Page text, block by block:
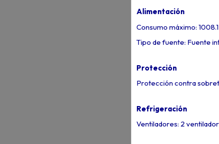
Alimentación
Consumo máximo:
Tipo de fuente: Fuente
Protección
Protección contra
Refrigeración
Ventiladores: 2